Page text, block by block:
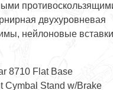
двухуровневая
нейлоновые вставки
8710 Flat Base
Cymbal Stand w/Brake